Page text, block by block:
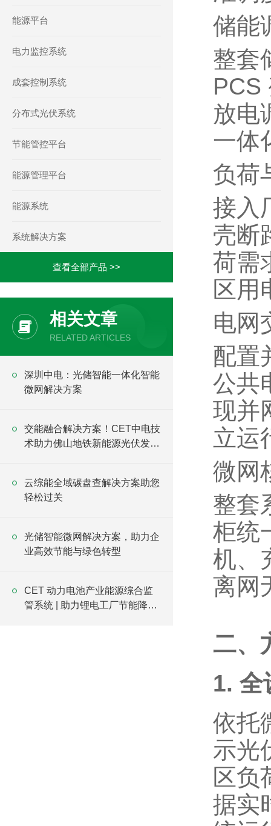
能源平台
电力监控系统
成套控制系统
分布式光伏系统
节能管控平台
能源管理平台
能源系统
系统解决方案
查看全部产品 >>
相关文章
RELATED ARTICLES
深圳中电：光储智能一体化智能
微网解决方案
交能融合解决方案！CET中电技
术助力佛山地铁新能源光伏发电
云综能全域碳盘查解决方案助您
轻松过关
光储智能微网解决方案，助力企
业高效节能与绿色转型
CET 动力电池产业能源综合监
管系统 | 助力锂电工厂节能降本
储能
整套
PCS
放电
一体
负荷
接入
壳断
荷需
区用
电网
配置
公共
现并
立运
微网
整套
柜统
机、
离网
二、
1. 全
依托
示光
区负
据实